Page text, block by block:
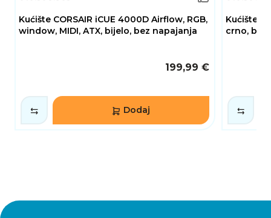
Kućište CORSAIR iCUE 4000D Airflow, RGB,
window, MIDI, ATX, bijelo, bez napajanja
199,99 €
Dodaj
Kućište
crno, bez